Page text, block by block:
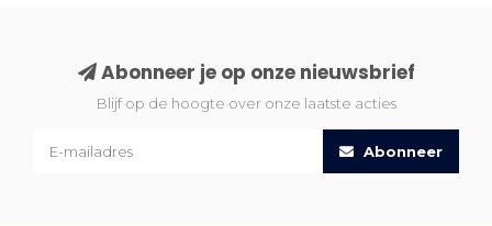
Abonneer je op onze nieuwsbrief
Blijf op de hoogte over onze laatste acties
Abonneer